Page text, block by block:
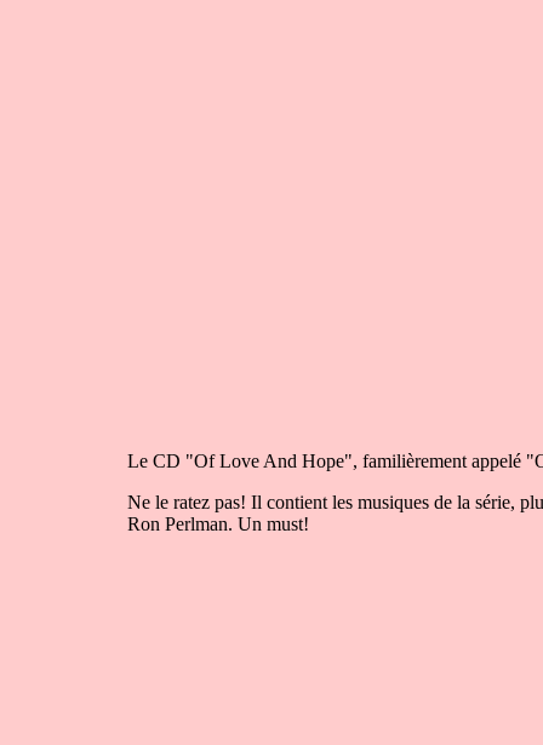
Le CD "Of Love And Hope", familièrement appelé
Ne le ratez pas! Il contient les musiques de la série,
Ron Perlman. Un must!